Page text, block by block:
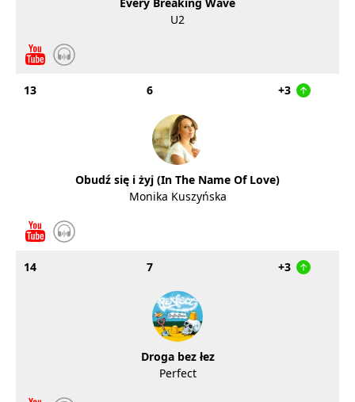
U2
13 6 +3
Obudź się i żyj (In The Name Of Love)
Monika Kuszyńska
14 7 +3
Droga bez łez
Perfect